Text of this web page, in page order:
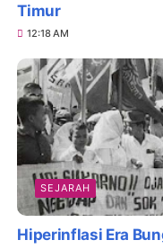
Timur
12:18 AM
SEJARAH
Hiperinflasi Era